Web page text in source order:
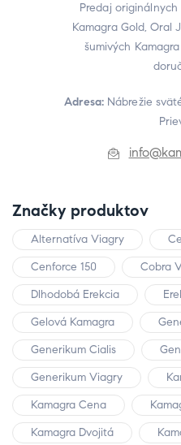
Predaj
Kamagra Gold, Oral
šumivých
Adresa: Nábrežie
Značky produktov
Alternatíva Viagry
Cenforce 150
Cobra
Dlhodobá Erekcia
Gelová Kamagra
Generikum Cialis
Generikum Viagry
Kamagra Cena
Kamagra Dvojitá